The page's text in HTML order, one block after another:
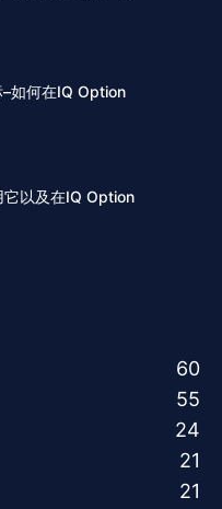
如何在IQ Option
它以及在IQ Option
60
55
24
21
21